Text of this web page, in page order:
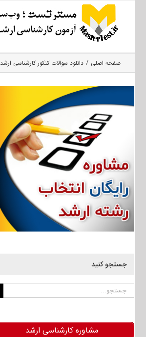
صفحه اصلی دانلود سوالات کنکور کارشناسی ارشد
جستجو کنید
جستجو
مشاوره کارشناسی ارشد